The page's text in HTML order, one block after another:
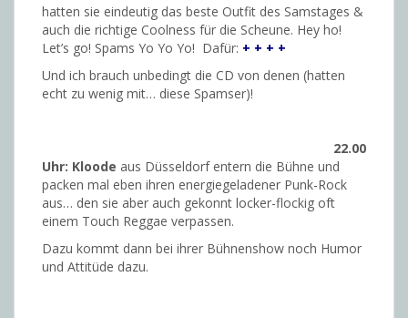
hatten sie eindeutig das beste Outfit des Samstages &
auch die richtige Coolness für die Scheune. Hey ho!
Let’s go! Spams Yo Yo Yo! Dafür: + + + +
Und ich brauch unbedingt die CD von denen (hatten
echt zu wenig mit… diese Spamser)!
22.00
Uhr: Kloode aus Düsseldorf entern die Bühne und
packen mal eben ihren energiegeladener Punk-Rock
aus… den sie aber auch gekonnt locker-flockig oft
einem Touch Reggae verpassen.
Dazu kommt dann bei ihrer Bühnenshow noch Humor
und Attitüde dazu.